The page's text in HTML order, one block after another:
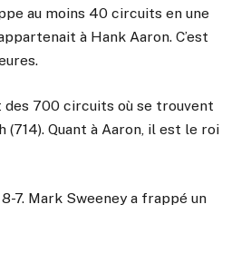
au moins 40 circuits en une
à Hank Aaron. C’est
des 700 circuits où se trouvent
Quant à Aaron, il est le roi
7. Mark Sweeney a frappé un